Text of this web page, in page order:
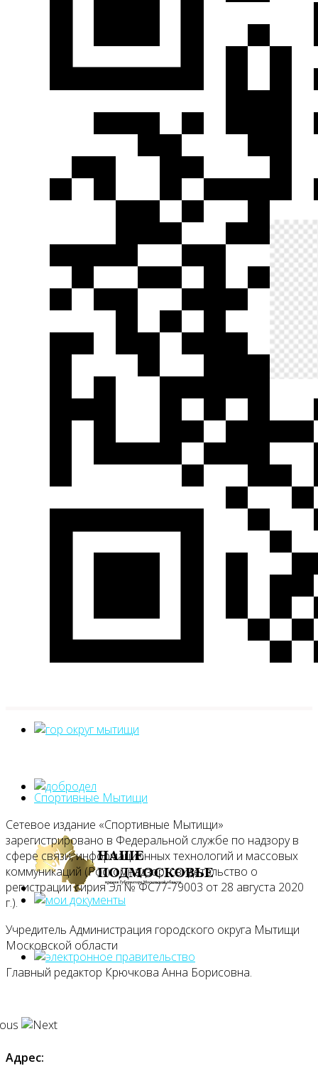
Спортивные Мытищи
Сетевое издание «Спортивные Мытищи»
зарегистрировано в Федеральной службе по надзору в
сфере связи, информационных технологий и массовых
коммуникаций (Роскомнадзор: свидетельство о
регистрации сирия Эл № ФС77-79003 от 28 августа 2020
г.).
Учредитель Администрация городского округа Мытищи
Московской области
Главный редактор Крючкова Анна Борисовна.
Адрес: